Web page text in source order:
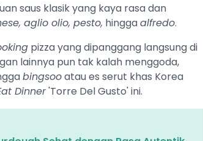
saus klasik yang kaya rasa dan
aglio olio, pesto, hinggaalfredo.
pizza yang dipanggang langsung di
lainnya pun tak kalah menggoda,
bingsooatau es serut khas Korea
Dinner'Torre Del Gusto' ini.